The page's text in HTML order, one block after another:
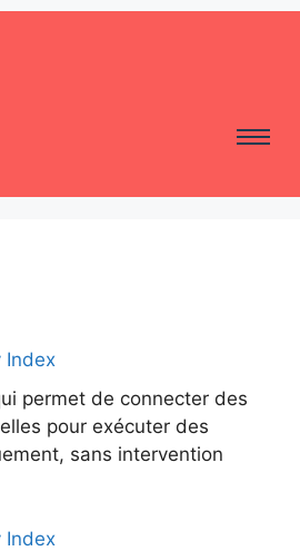
Index
permet de connecter des
pour exécuter des
sans intervention
Index